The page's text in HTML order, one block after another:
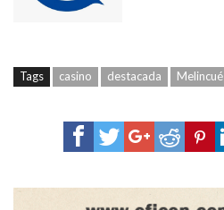
Tags casino destacada Melincué